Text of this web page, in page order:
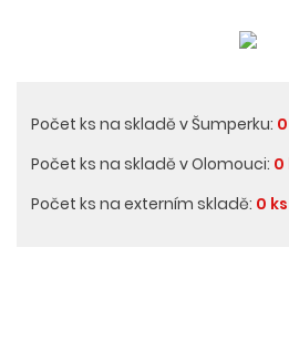
Počet ks na skladě v Šumperku:
Počet ks na skladě v Olomouci: 0
Počet ks na externím skladě: 0 ks